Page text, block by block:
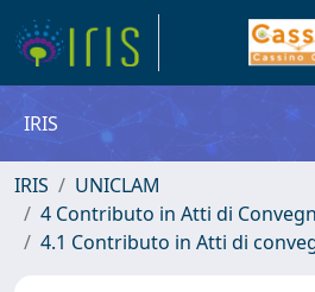
IRIS
IRIS
UNICLAM
4 Contributo in Atti di
4.1 Contributo in Atti di